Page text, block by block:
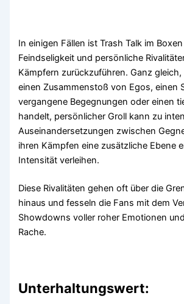
In einigen Fällen ist Trash Talk im
Feindseligkeit und persönliche
Kämpfern zurückzuführen. Ganz
einen Zusammenstoß von Egos, einen
vergangene Begegnungen oder einen
handelt, persönlicher Groll kann zu
Auseinandersetzungen zwischen
ihren Kämpfen eine zusätzliche Ebene
Intensität verleihen.
Diese Rivalitäten gehen oft über die
hinaus und fesseln die Fans mit dem
Showdowns voller roher Emotionen
Rache.
Unterhaltungswert: